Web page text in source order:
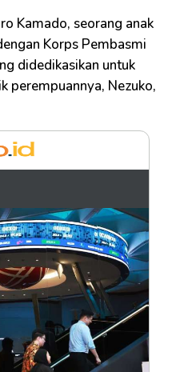
Kamado, seorang anak
Korps Pembasmi
didedikasikan untuk
perempuannya, Nezuko,